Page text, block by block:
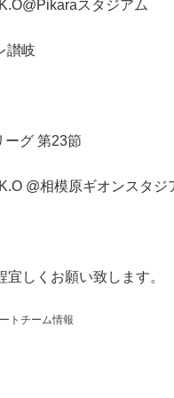
スタジアム
讃岐
ーグ 第23節
@相模原ギオンスタジ
しくお願い致します。
トチーム情報